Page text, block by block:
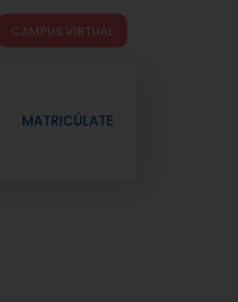
CAMPUS VIRTUAL
MATRICÚLATE